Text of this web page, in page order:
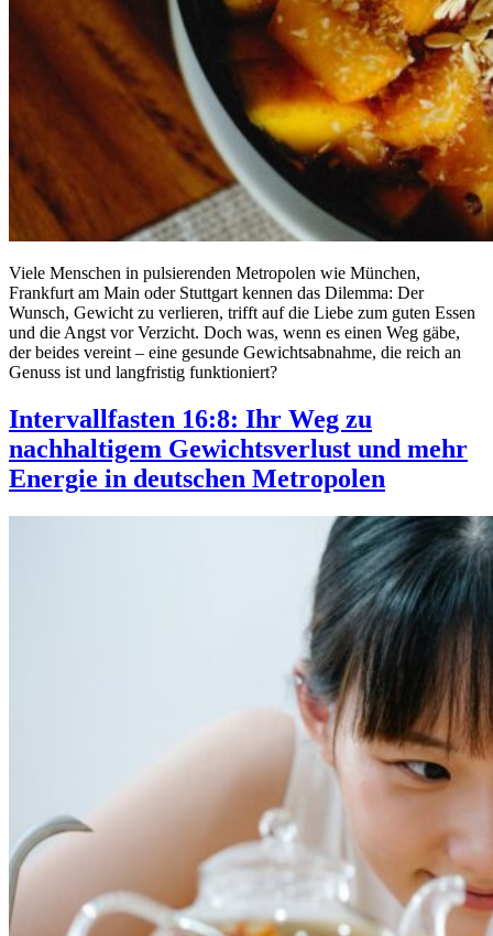
Viele Menschen in pulsierenden Metropolen wie München,
Frankfurt am Main oder Stuttgart kennen das Dilemma: Der
Wunsch, Gewicht zu verlieren, trifft auf die Liebe zum guten Essen
und die Angst vor Verzicht. Doch was, wenn es einen Weg gäbe,
der beides vereint – eine gesunde Gewichtsabnahme, die reich an
Genuss ist und langfristig funktioniert?
Intervallfasten 16:8: Ihr Weg zu
nachhaltigem Gewichtsverlust und mehr
Energie in deutschen Metropolen